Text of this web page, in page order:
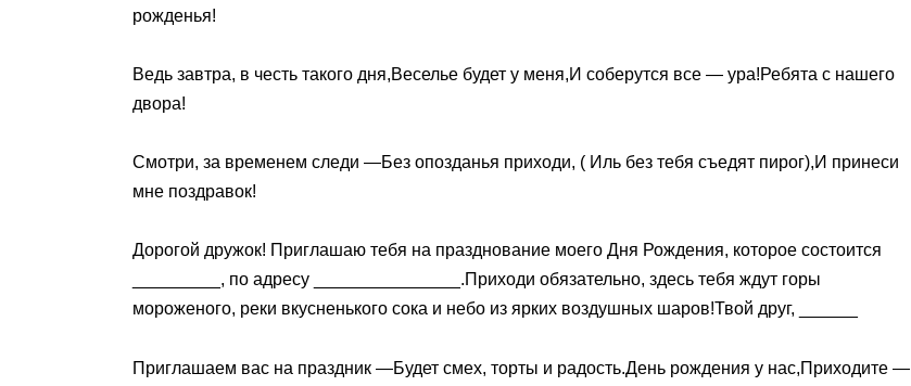
рожденья!
Ведь завтра, в честь такого дня,Веселье будет у меня,И соберутся все — ура!Ребята с нашего
двора!
Смотри, за временем следи —Без опозданья приходи, ( Иль без тебя съедят пирог),И принеси
мне поздравок!
Дорогой дружок! Приглашаю тебя на празднование моего Дня Рождения, которое состоится
_________, по адресу _______________.Приходи обязательно, здесь тебя ждут горы
мороженого, реки вкусненького сока и небо из ярких воздушных шаров!Твой друг, ______
Приглашаем вас на праздник —Будет смех, торты и радость.День рождения у нас,Приходите —